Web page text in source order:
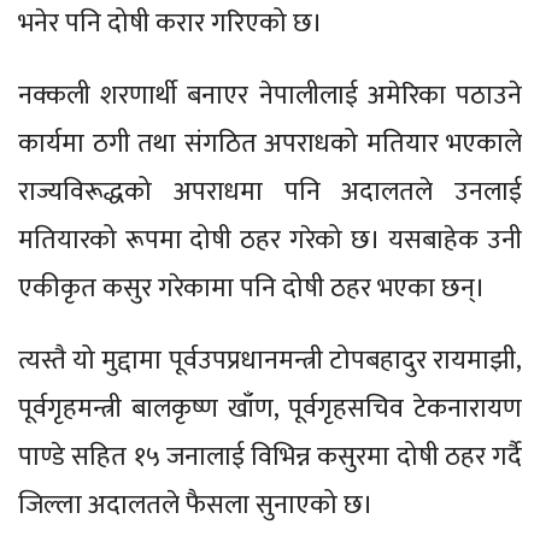
भनेर पनि दोषी करार गरिएको छ।
नक्कली शरणार्थी बनाएर नेपालीलाई अमेरिका पठाउने
कार्यमा ठगी तथा संगठित अपराधको मतियार भएकाले
राज्यविरूद्धको अपराधमा पनि अदालतले उनलाई
मतियारको रूपमा दोषी ठहर गरेको छ। यसबाहेक उनी
एकीकृत कसुर गरेकामा पनि दोषी ठहर भएका छन्।
त्यस्तै यो मुद्दामा पूर्वउपप्रधानमन्त्री टोपबहादुर रायमाझी,
पूर्वगृहमन्त्री बालकृष्ण खाँण, पूर्वगृहसचिव टेकनारायण
पाण्डे सहित १५ जनालाई विभिन्न कसुरमा दोषी ठहर गर्दै
जिल्ला अदालतले फैसला सुनाएको छ।